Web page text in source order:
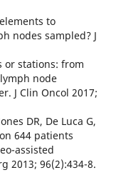
to
nodes sampled? J
or stations: from
node
J Clin Oncol 2017;
DR, De Luca G,
644 patients
assisted
2013; 96(2):434-8.